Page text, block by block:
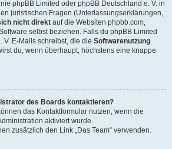
phpBB Limited oder phpBB Deutschland e. V. in
juristischen Fragen (Unterlassungserklärungen,
nicht direkt auf die Websiten phpbb.com,
selbst beziehen. Falls du phpBB Limited
E-Mails schreibst, die die Softwarenutzung
du, wenn überhaupt, höchstens eine knappe
des Boards kontaktieren?
das Kontaktformular nutzen, wenn die
aktiviert wurde.
zusätzlich den Link „Das Team“ verwenden.